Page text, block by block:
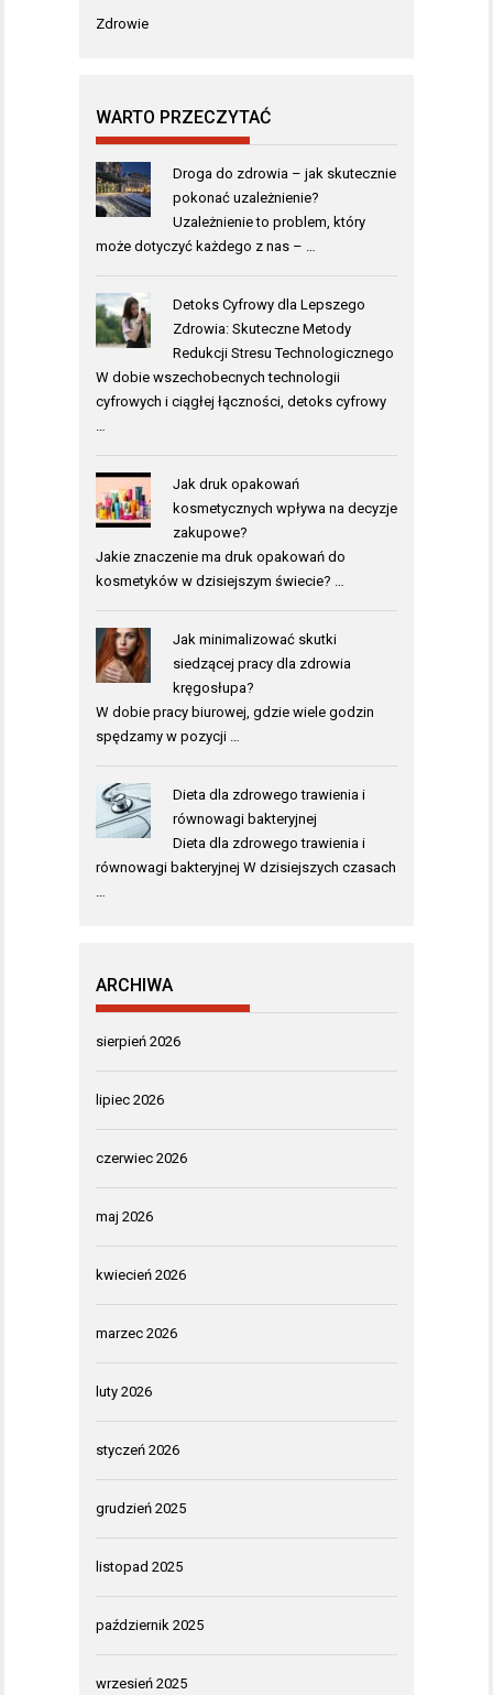
Zdrowie
WARTO PRZECZYTAĆ
Droga do zdrowia – jak skutecznie
pokonać uzależnienie?
Uzależnienie to problem, który
może dotyczyć każdego z nas – …
Detoks Cyfrowy dla Lepszego
Zdrowia: Skuteczne Metody
Redukcji Stresu Technologicznego
W dobie wszechobecnych technologii
cyfrowych i ciągłej łączności, detoks cyfrowy
Jak druk opakowań
kosmetycznych wpływa na decyzje
zakupowe?
Jakie znaczenie ma druk opakowań do
kosmetyków w dzisiejszym świecie? …
Jak minimalizować skutki
siedzącej pracy dla zdrowia
kręgosłupa?
W dobie pracy biurowej, gdzie wiele godzin
spędzamy w pozycji …
Dieta dla zdrowego trawienia i
równowagi bakteryjnej
Dieta dla zdrowego trawienia i
równowagi bakteryjnej W dzisiejszych czasach
ARCHIWA
sierpień 2026
lipiec 2026
czerwiec 2026
maj 2026
kwiecień 2026
marzec 2026
luty 2026
styczeń 2026
grudzień 2025
listopad 2025
październik 2025
wrzesień 2025